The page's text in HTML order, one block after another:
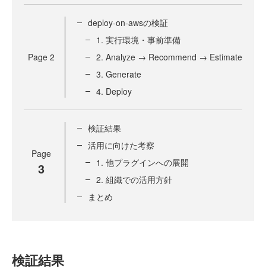
Page 2
deploy-on-awsの検証
1. 実行環境・事前準備
2. Analyze → Recommend → Estimate
3. Generate
4. Deploy
Page
3
検証結果
活用に向けた考察
1. 他プラグインへの展開
2. 組織での活用方針
まとめ
検証結果